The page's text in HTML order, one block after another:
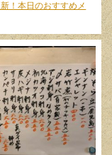
！本日のおすすめメ